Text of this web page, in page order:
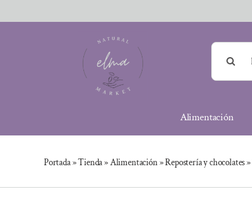
al
Buscar:
Alimentación
Portada»Tienda»Alimentación»Repostería y chocolates»